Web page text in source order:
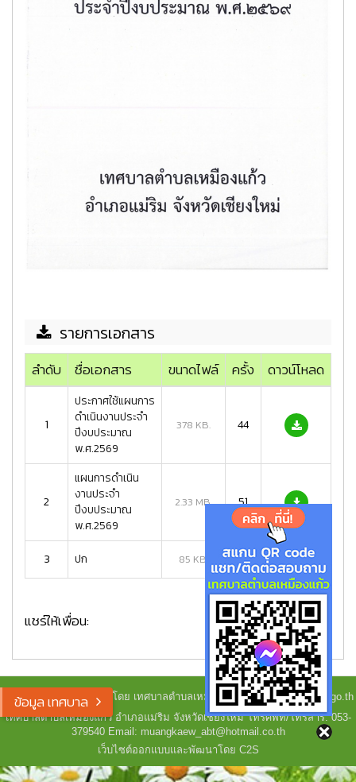
ข้อมูล เทศบาล
รายการเอกสาร
ลำดับ ชื่อเอกสาร ขนาดไฟล์ ครั้ง ดาวน์โหลด
1
ประกาศใช้แผนการ
ดำเนินงานประจำ
ปีงบประมาณ
พ.ศ.2569
378 KB. 44
2
แผนการดำเนิน
งานประจำ
ปีงบประมาณ
พ.ศ.2569
2.33 MB. 51
3 ปก 85 KB. 50
แชร์ให้เพื่อน:
Copyright © 2023-2026 โดย เทศบาลตำบลเหมืองแก้ว - www.muangkaew.go.th
เทศบาลตำบลเหมืองแก้ว อำเภอแม่ริม จังหวัดเชียงใหม่ โทรศัพท์/โทรสาร: 053-
379540 Email: muangkaew_abt@hotmail.co.th
เว็บไซต์ออกแบบและพัฒนาโดย C2S